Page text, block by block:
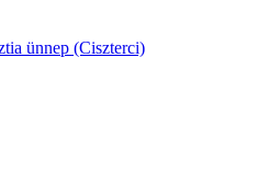
ünnep (Ciszterci)